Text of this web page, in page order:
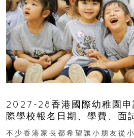
2027-28香港國際幼稚園申
際學校報名日期、學費、面
不少香港家長都希望讓小朋友從